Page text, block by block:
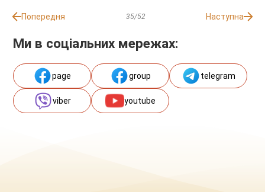
Попередня 35/52 Наступна
Ми в соціальних мережах:
page group telegram
viber youtube